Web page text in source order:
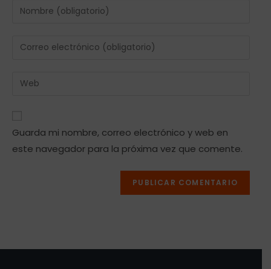
Guarda mi nombre, correo electrónico y web en
este navegador para la próxima vez que comente.